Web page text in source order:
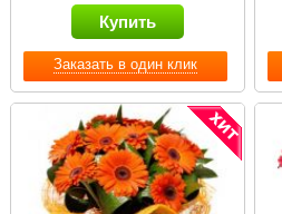
Заказать в один клик
Купить